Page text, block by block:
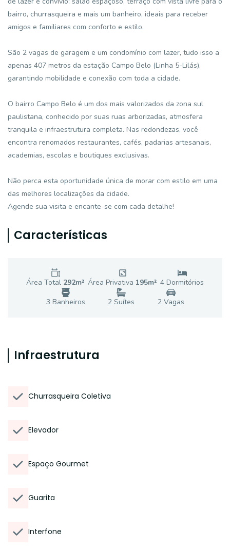
bairro, churrasqueira e mais um banheiro, ideais para receber
amigos e familiares com conforto e estilo.
São 2 vagas de garagem e um condomínio com lazer, tudo isso a
apenas 407 metros da estação Campo Belo (Linha 5-Lilás),
garantindo mobilidade e conexão com toda a cidade.
O bairro Campo Belo é um dos mais valorizados da zona sul
paulistana, conhecido por suas ruas arborizadas, atmosfera
tranquila e infraestrutura completa. Nas redondezas, você
encontra renomados restaurantes, cafés, padarias artesanais,
academias, escolas e boutiques exclusivas.
Não perca esta oportunidade única de morar com estilo em uma
das melhores localizações da cidade.
Agende sua visita e encante-se com cada detalhe!
Características
Área Total 292m² Área Privativa 195m² 4 Dormitórios
3 Banheiros 2 Suítes 2Vagas
Infraestrutura
Churrasqueira Coletiva
Elevador
Espaço Gourmet
Guarita
Interfone